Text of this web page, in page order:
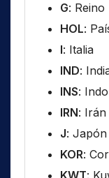
G: Reino
HOL:
I: Italia
IND:
INS:
IRN: Irán
J: Japón
KOR: